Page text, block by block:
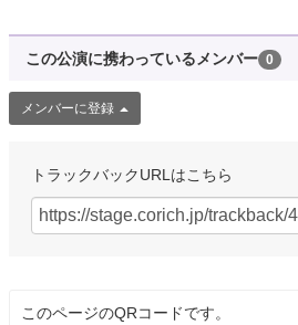
この公演に携わっているメンバー 0
メンバーに登録
トラックバックURLはこちら
このページのQRコードです。